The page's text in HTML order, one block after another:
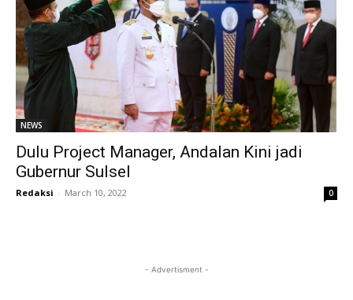
NEWS
Dulu Project Manager, Andalan Kini jadi
Gubernur Sulsel
Redaksi - March 10, 2022 0
- Advertisment -